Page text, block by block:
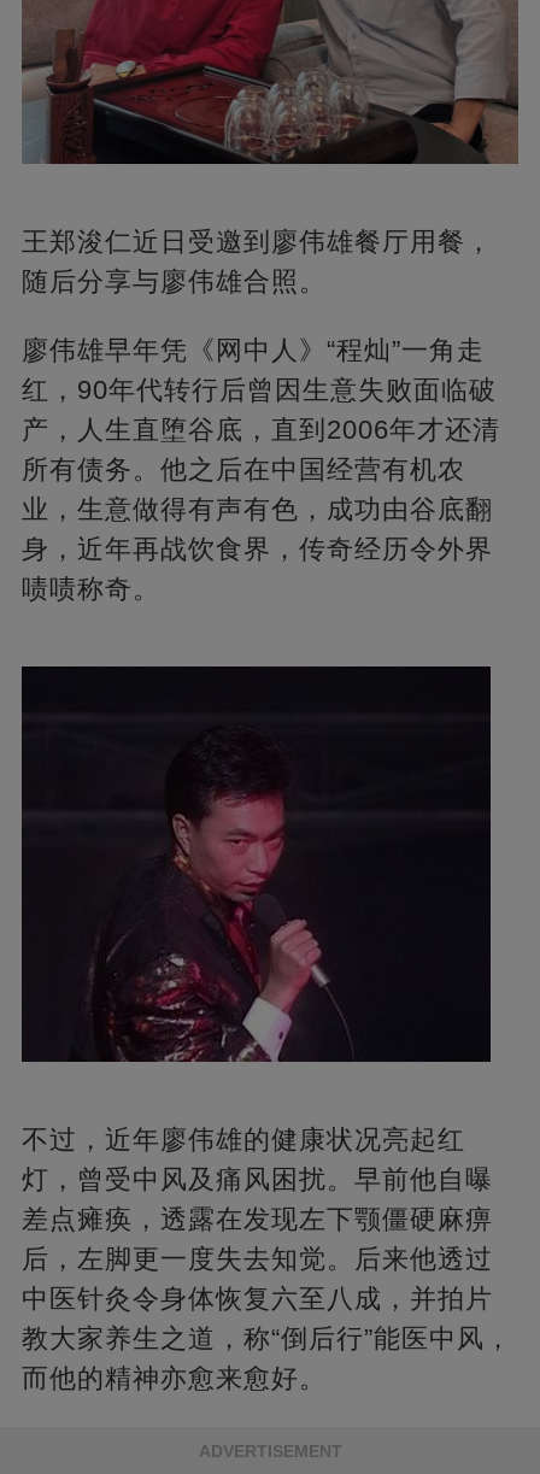
王郑浚仁近日受邀到廖伟雄餐厅用餐，
随后分享与廖伟雄合照。
廖伟雄早年凭《网中人》“程灿”一角走
红，90年代转行后曾因生意失败面临破
产，人生直堕谷底，直到2006年才还清
所有债务。他之后在中国经营有机农
业，生意做得有声有色，成功由谷底翻
身，近年再战饮食界，传奇经历令外界
啧啧称奇。
不过，近年廖伟雄的健康状况亮起红
灯，曾受中风及痛风困扰。早前他自曝
差点瘫痪，透露在发现左下颚僵硬麻痹
后，左脚更一度失去知觉。后来他透过
中医针灸令身体恢复六至八成，并拍片
教大家养生之道，称“倒后行”能医中风，
而他的精神亦愈来愈好。
ADVERTISEMENT